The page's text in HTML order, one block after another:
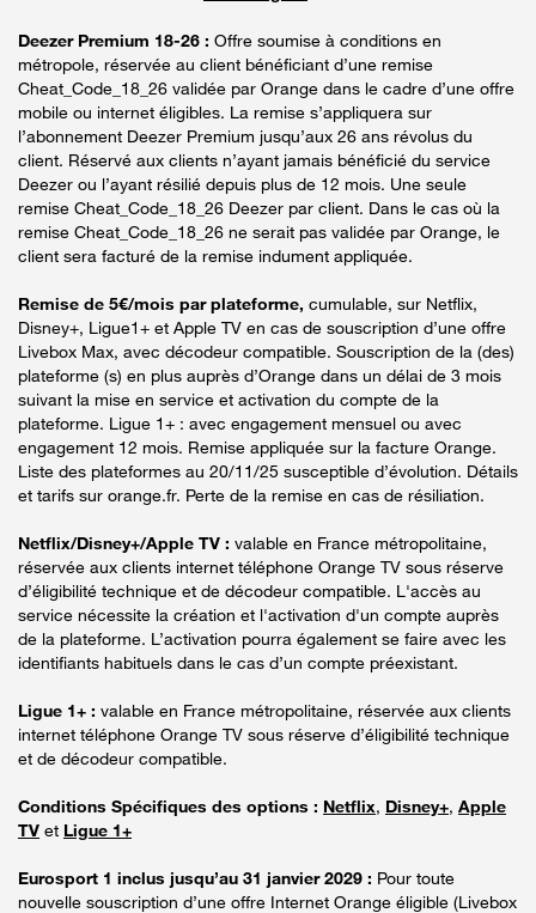
Deezer Premium 18-26 : Offre soumise à conditions en
métropole, réservée au client bénéficiant d’une remise
Cheat_Code_18_26 validée par Orange dans le cadre d’une offre
mobile ou internet éligibles. La remise s’appliquera sur
l’abonnement Deezer Premium jusqu’aux 26 ans révolus du
client. Réservé aux clients n’ayant jamais bénéficié du service
Deezer ou l’ayant résilié depuis plus de 12 mois. Une seule
remise Cheat_Code_18_26 Deezer par client. Dans le cas où la
remise Cheat_Code_18_26 ne serait pas validée par Orange, le
client sera facturé de la remise indument appliquée.
Remise de 5€/mois par plateforme, cumulable, sur Netflix,
Disney+, Ligue1+ et Apple TV en cas de souscription d’une offre
Livebox Max, avec décodeur compatible. Souscription de la (des)
plateforme (s) en plus auprès d’Orange dans un délai de 3 mois
suivant la mise en service et activation du compte de la
plateforme. Ligue 1+ : avec engagement mensuel ou avec
engagement 12 mois. Remise appliquée sur la facture Orange.
Liste des plateformes au 20/11/25 susceptible d’évolution. Détails
et tarifs sur orange.fr. Perte de la remise en cas de résiliation.
Netflix/Disney+/Apple TV : valable en France métropolitaine,
réservée aux clients internet téléphone Orange TV sous réserve
d’éligibilité technique et de décodeur compatible. L'accès au
service nécessite la création et l'activation d'un compte auprès
de la plateforme. L’activation pourra également se faire avec les
identifiants habituels dans le cas d’un compte préexistant.
Ligue 1+ : valable en France métropolitaine, réservée aux clients
internet téléphone Orange TV sous réserve d’éligibilité technique
et de décodeur compatible.
Conditions Spécifiques des options : Netflix, Disney+, Apple
TV et Ligue 1+
Eurosport 1 inclus jusqu’au 31 janvier 2029 : Pour toute
nouvelle souscription d’une offre Internet Orange éligible (Livebox